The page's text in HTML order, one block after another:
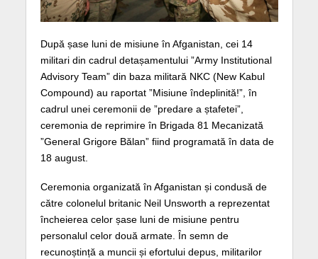
După șase luni de misiune în Afganistan, cei 14
militari din cadrul detașamentului ”Army Institutional
Advisory Team” din baza militară NKC (New Kabul
Compound) au raportat ”Misiune îndeplinită!”, în
cadrul unei ceremonii de ”predare a ștafetei”,
ceremonia de reprimire în Brigada 81 Mecanizată
”General Grigore Bălan” fiind programată în data de
18 august.
Ceremonia organizată în Afganistan și condusă de
către colonelul britanic Neil Unsworth a reprezentat
încheierea celor șase luni de misiune pentru
personalul celor două armate. În semn de
recunoștință a muncii și efortului depus, militarilor